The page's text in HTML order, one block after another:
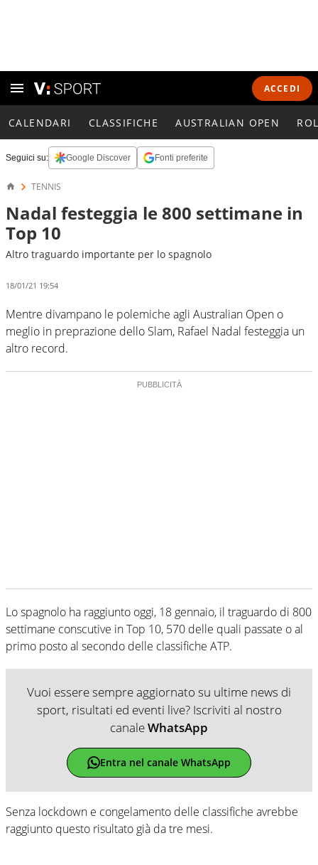
ACCEDI
CALENDARI CLASSIFICHE AUSTRALIAN OPEN
Seguici su: Google Discover Fonti preferite
TENNIS
Nadal festeggia le 800 settimane in
Top 10
Altro traguardo importante per lo spagnolo
18/01/21 19:54
Mentre divampano le polemiche agli Australian Open o
meglio in preprazione dello Slam, Rafael Nadal festeggia un
altro record.
Lo spagnolo ha raggiunto oggi, 18 gennaio, il traguardo di 800
settimane conscutive in Top 10, 570 delle quali passate o al
primo posto al secondo delle classifiche ATP.
Vuoi essere sempre aggiornato su ultime news di
sport, risultati ed eventi live? Iscriviti al nostro
canaleWhatsApp
Entra nel canale WhatsApp
Senza lockdown e congelamento delle classifiche avrebbe
raggiunto questo risultato già da tre mesi.